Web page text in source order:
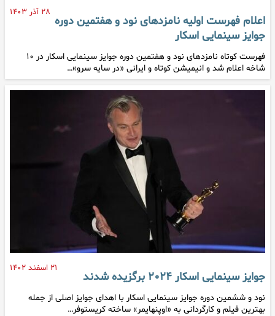
۲۸ آذر ۱۴۰۳
اعلام فهرست اولیه نامزدهای نود و هفتمین دوره
جوایز سینمایی اسکار
فهرست کوتاه نامزدهای نود و هفتمین دوره جوایز سینمایی اسکار در ۱۰
شاخه اعلام شد و انیمیشن کوتاه و ایرانی «در سایه سرو»…
۲۱ اسفند ۱۴۰۲
جوایز سینمایی اسکار ۲۰۲۴ برگزیده شدند
نود و ششمین دوره جوایز سینمایی اسکار با اهدای جوایز اصلی از جمله
بهترین فیلم و کارگردانی به «اوپنهایمر» ساخته کریستوفر…